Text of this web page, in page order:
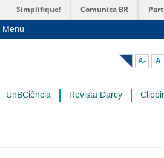
Simplifique! Comunica BR
Menu
Graduação
A- A
UnBCiência Revista Darcy